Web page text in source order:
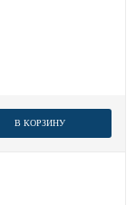
В КОРЗИНУ